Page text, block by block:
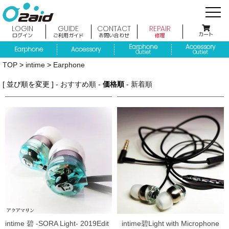
LOGIN
ログイン
GUIDE
ご利用ガイド
CONTACT
お問い合わせ
REPAIR
修理 カート
Earphone Accessory Earphone
Outlet
Accessory
Outlet
TOP > intime > Earphone
[ 並び順を変更 ] - おすすめ順 - 価格順- 新着順
intime 碧 -SORA Light- 2019Edit
intime碧Light with Microphone